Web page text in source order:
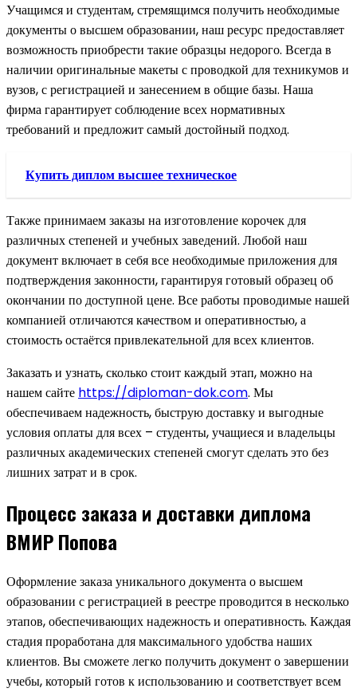
Учащимся и студентам, стремящимся получить необходимые
документы о высшем образовании, наш ресурс предоставляет
возможность приобрести такие образцы недорого. Всегда в
наличии оригинальные макеты с проводкой для техникумов и
вузов, с регистрацией и занесением в общие базы. Наша
фирма гарантирует соблюдение всех нормативных
требований и предложит самый достойный подход.
Купить диплом высшее техническое
Также принимаем заказы на изготовление корочек для
различных степеней и учебных заведений. Любой наш
документ включает в себя все необходимые приложения для
подтверждения законности, гарантируя готовый образец об
окончании по доступной цене. Все работы проводимые нашей
компанией отличаются качеством и оперативностью, а
стоимость остаётся привлекательной для всех клиентов.
Заказать и узнать, сколько стоит каждый этап, можно на
нашем сайте https://diploman-dok.com. Мы
обеспечиваем надежность, быструю доставку и выгодные
условия оплаты для всех – студенты, учащиеся и владельцы
различных академических степеней смогут сделать это без
лишних затрат и в срок.
Процесс заказа и доставки диплома
ВМИР Попова
Оформление заказа уникального документа о высшем
образовании с регистрацией в реестре проводится в несколько
этапов, обеспечивающих надежность и оперативность. Каждая
стадия проработана для максимального удобства наших
клиентов. Вы сможете легко получить документ о завершении
учебы, который готов к использованию и соответствует всем